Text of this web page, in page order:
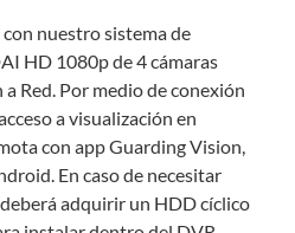
categorías que no tienen este
no puedan ser devueltos,
con rapidez.
que recibes el producto . Debe
nuestro sistema de
HD 1080p de 4 cámaras
Red. Por medio de conexión
a visualización en
con app Guarding Vision,
En caso de necesitar
adquirir un HDD cíclico